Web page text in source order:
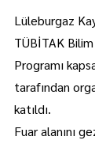
Lüleburgaz
TÜBİTAK
Programı
tarafından
katıldı.
Fuar alanını